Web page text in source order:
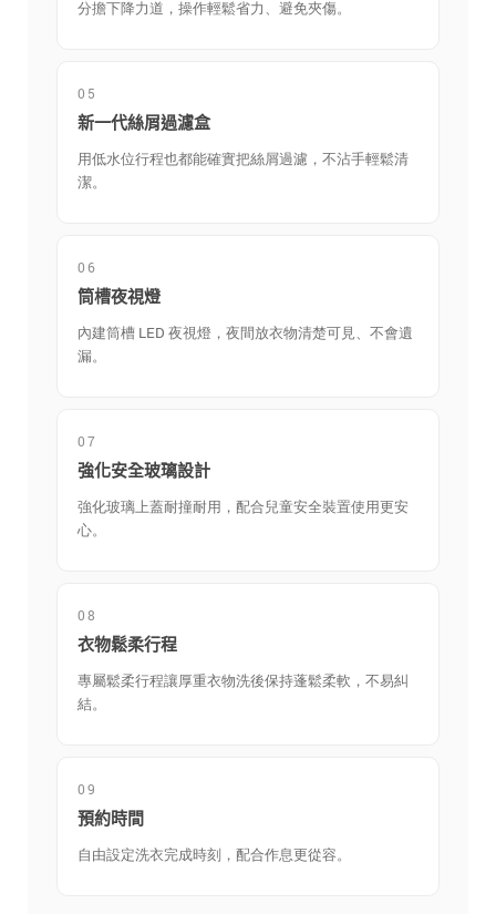
分擔下降力道，操作輕鬆省力、避免夾傷。
05
新一代絲屑過濾盒
用低水位行程也都能確實把絲屑過濾，不沾手輕鬆清
潔。
06
筒槽夜視燈
內建筒槽 LED 夜視燈，夜間放衣物清楚可見、不會遺
漏。
07
強化安全玻璃設計
強化玻璃上蓋耐撞耐用，配合兒童安全裝置使用更安
心。
08
衣物鬆柔行程
專屬鬆柔行程讓厚重衣物洗後保持蓬鬆柔軟，不易糾
結。
09
預約時間
自由設定洗衣完成時刻，配合作息更從容。